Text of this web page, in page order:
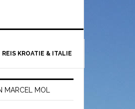
REIS KROATIE & ITALIE
MARCEL MOL